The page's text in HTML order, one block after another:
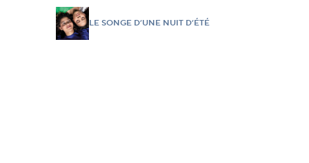
LE SONGE D’UNE NUIT D’ÉTÉ